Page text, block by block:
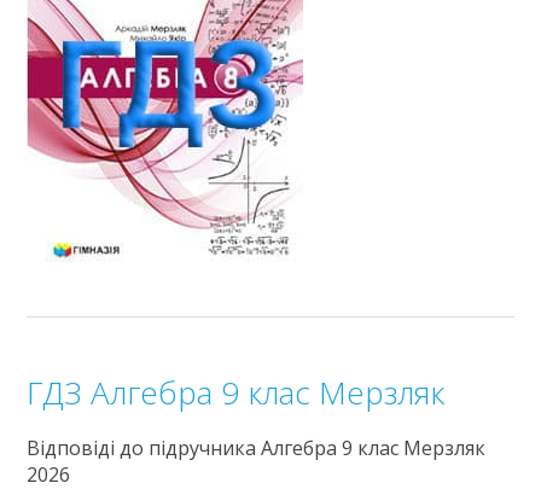
ГДЗ Алгебра 9 клас Мерзляк
Відповіді до підручника Алгебра 9 клас Мерзляк
2026